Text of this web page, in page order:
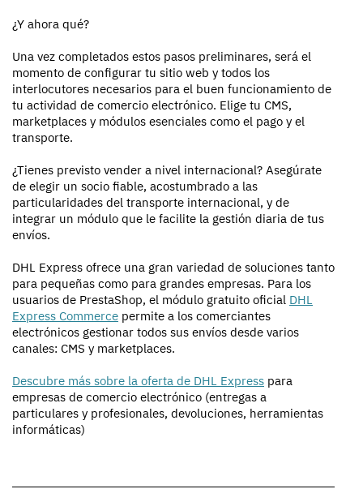
¿Y ahora qué?
Una vez completados estos pasos preliminares, será el
momento de configurar tu sitio web y todos los
interlocutores necesarios para el buen funcionamiento de
tu actividad de comercio electrónico. Elige tu CMS,
marketplaces y módulos esenciales como el pago y el
transporte.
¿Tienes previsto vender a nivel internacional? Asegúrate
de elegir un socio fiable, acostumbrado a las
particularidades del transporte internacional, y de
integrar un módulo que le facilite la gestión diaria de tus
envíos.
DHL Express ofrece una gran variedad de soluciones tanto
para pequeñas como para grandes empresas. Para los
usuarios de PrestaShop, el módulo gratuito oficial DHL
Express Commerce permite a los comerciantes
electrónicos gestionar todos sus envíos desde varios
canales: CMS y marketplaces.
Descubre más sobre la oferta de DHL Express para
empresas de comercio electrónico (entregas a
particulares y profesionales, devoluciones, herramientas
informáticas)